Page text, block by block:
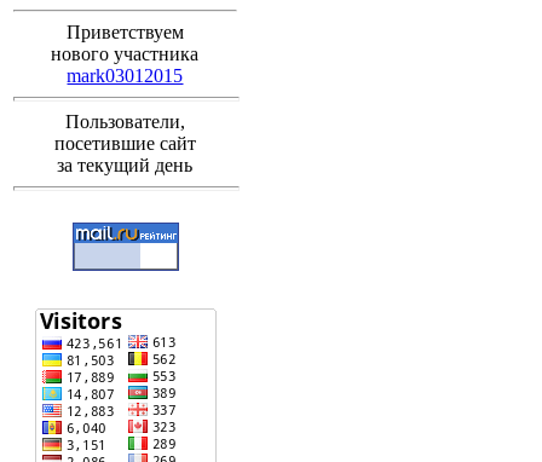
Приветствуем
нового участника
mark03012015
Пользователи,
посетившие сайт
за текущий день